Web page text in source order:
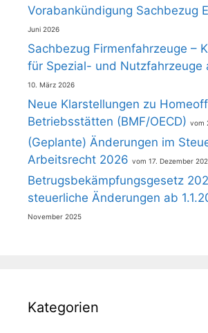
Vorabankündigung Sachbezug
Juni 2026
Sachbezug Firmenfahrzeuge –
für Spezial- und Nutzfahrzeuge
10. März 2026
Neue Klarstellungen zu
Betriebsstätten (BMF/OECD)
(Geplante) Änderungen im
Arbeitsrecht 2026
17. Dezember
Betrugsbekämpfungsgesetz
steuerliche Änderungen ab
November 2025
Kategorien